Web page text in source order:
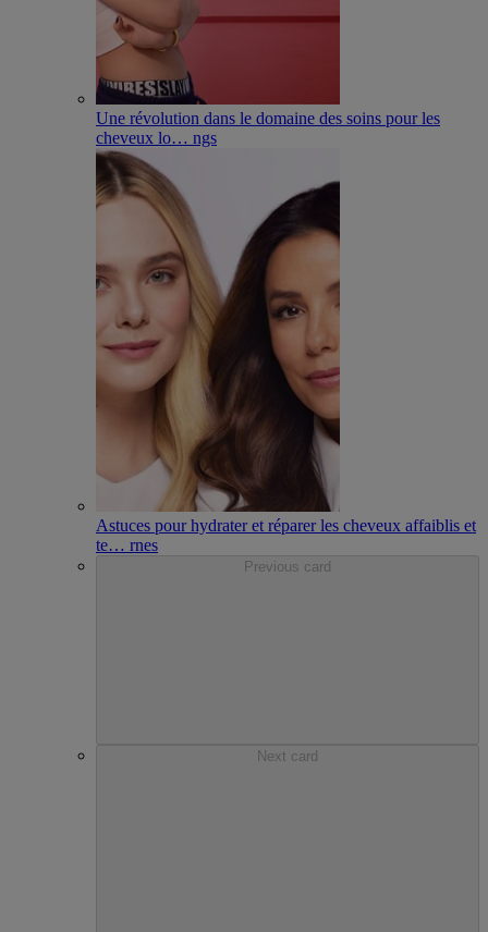
Une révolution dans le domaine des soins pour les
cheveux lo… ngs
Astuces pour hydrater et réparer les cheveux affaiblis et
te… rnes
Previous card
Next card